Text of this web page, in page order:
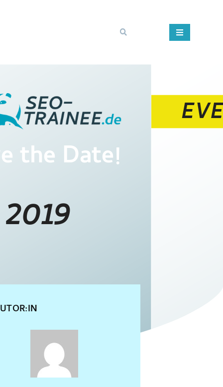
the Date!